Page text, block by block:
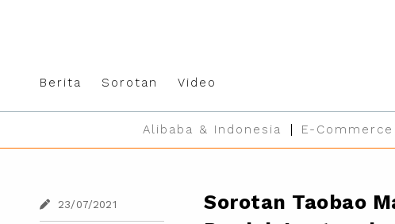
Berita Sorotan Video
Alibaba & Indonesia E-
23/07/2021
Sorotan Taobao